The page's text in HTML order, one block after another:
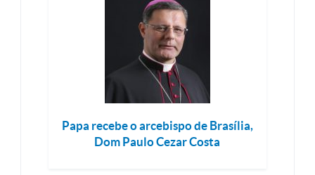
Papa recebe o arcebispo de Brasília,
Dom Paulo Cezar Costa